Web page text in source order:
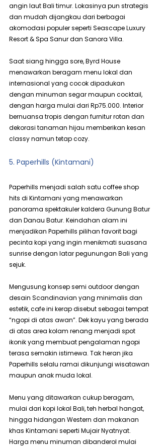
angin laut Bali timur. Lokasinya pun strategis
dan mudah dijangkau dari berbagai
akomodasi populer seperti Seascape Luxury
Resort & Spa Sanur dan Sanora Villa.
Saat siang hingga sore, Byrd House
menawarkan beragam menu lokal dan
internasional yang cocok dipadukan
dengan minuman segar maupun cocktail,
dengan harga mulai dari Rp75.000. Interior
bernuansa tropis dengan furnitur rotan dan
dekorasi tanaman hijau memberikan kesan
classy namun tetap cozy.
5. Paperhills (Kintamani)
Paperhills menjadi salah satu coffee shop
hits di Kintamani yang menawarkan
panorama spektakuler kaldera Gunung Batur
dan Danau Batur. Keindahan alam ini
menjadikan Paperhills pilihan favorit bagi
pecinta kopi yang ingin menikmati suasana
sunrise dengan latar pegunungan Bali yang
sejuk.
Mengusung konsep semi outdoor dengan
desain Scandinavian yang minimalis dan
estetik, cafe ini kerap disebut sebagai tempat
“ngopi di atas awan”. Dek kayu yang berada
di atas area kolam renang menjadi spot
ikonik yang membuat pengalaman ngopi
terasa semakin istimewa. Tak heran jika
Paperhills selalu ramai dikunjungi wisatawan
maupun anak muda lokal.
Menu yang ditawarkan cukup beragam,
mulai dari kopi lokal Bali, teh herbal hangat,
hingga hidangan Western dan makanan
khas Kintamani seperti Mujair Nyatnyat.
Harga menu minuman dibanderol mulai